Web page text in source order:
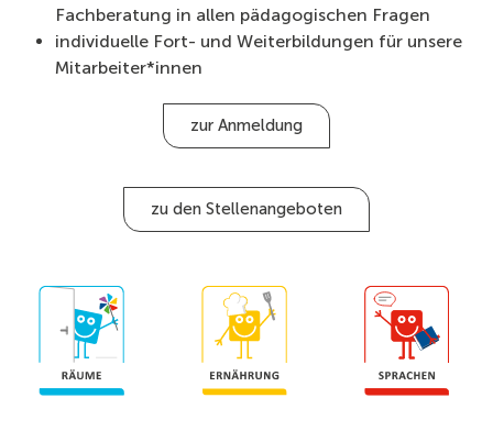
Fachberatung in allen pädagogischen Fragen
individuelle Fort- und Weiterbildungen für unsere
Mitarbeiter*innen
zur Anmeldung
zu den Stellenangeboten